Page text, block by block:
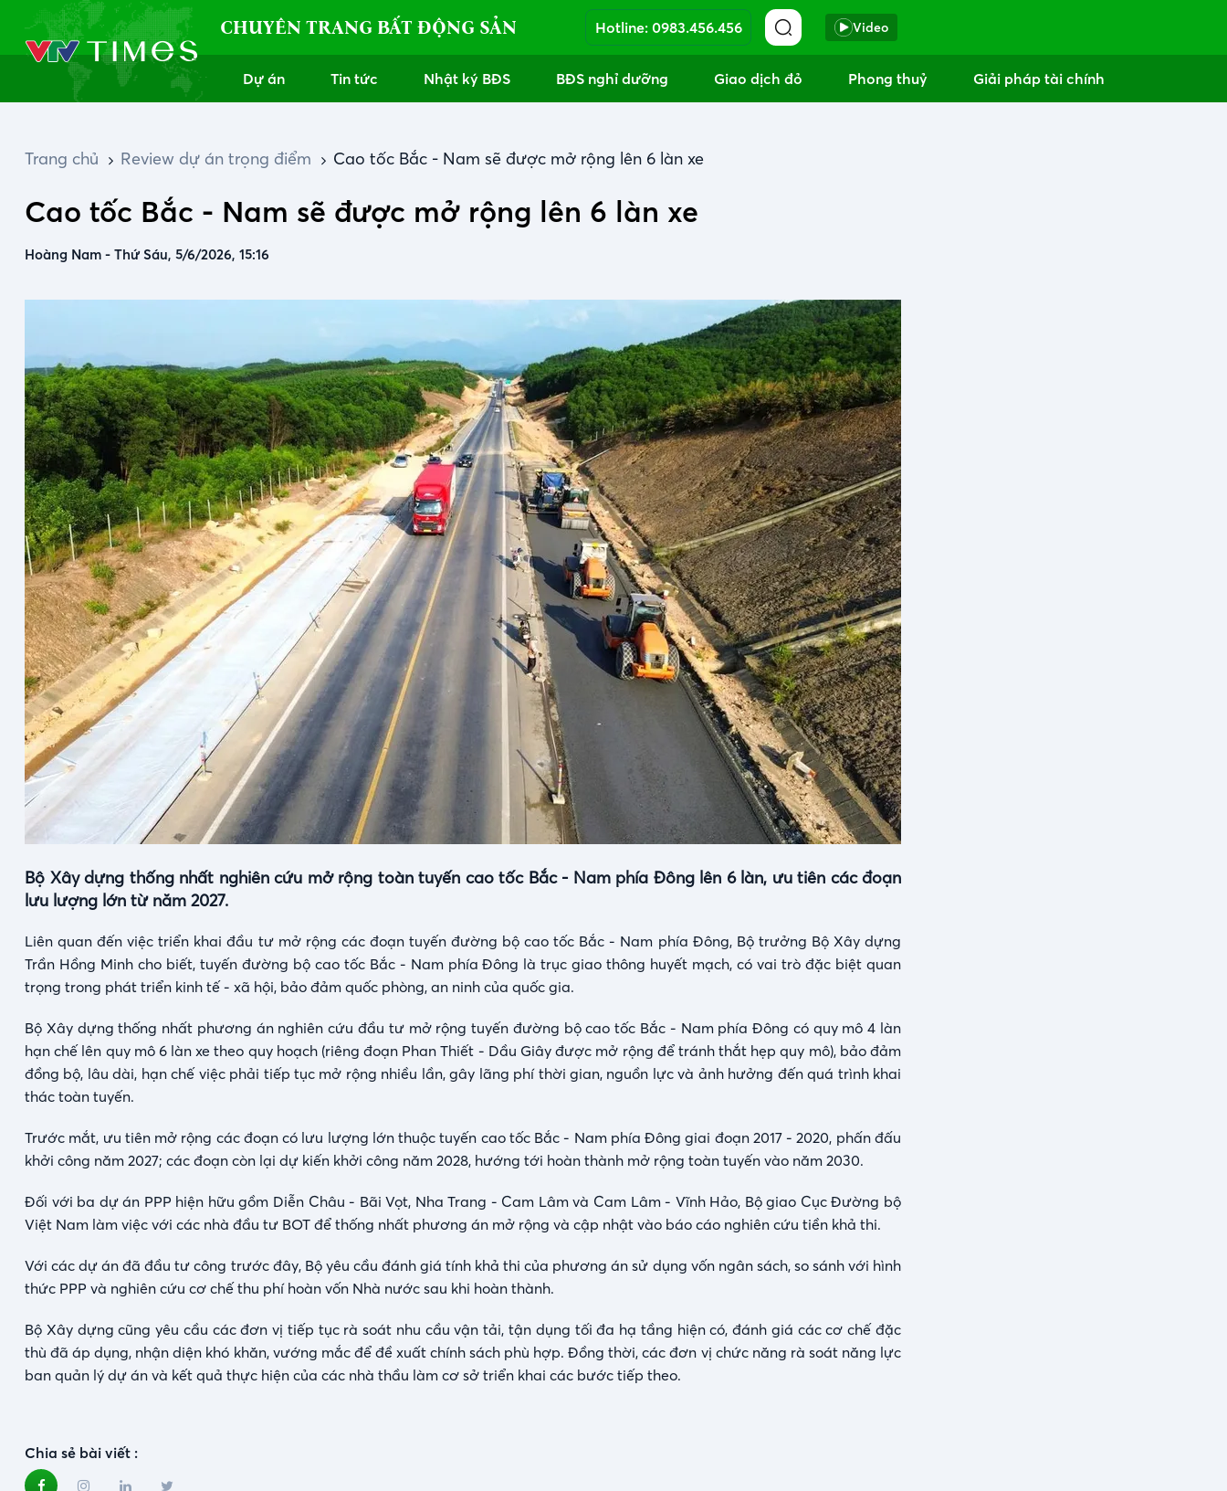
CHUYÊN TRANG BẤT ĐỘNG SẢN Hotline: 0983.456.456 Video
Dự án Tin tức Nhật ký BĐS BĐS nghỉ dưỡng Giao dịch đỏ Phong thuỷ Giải pháp tài chính
Trang chủ Review dự án trọng điểm Cao tốc Bắc - Nam sẽ được mở rộng lên 6 làn xe
Cao tốc Bắc - Nam sẽ được mở rộng lên 6 làn xe
Hoàng Nam - Thứ Sáu, 5/6/2026, 15:16
Bộ Xây dựng thống nhất nghiên cứu mở rộng toàn tuyến cao tốc Bắc - Nam phía Đông lên 6 làn, ưu tiên các đoạn
lưu lượng lớn từ năm 2027.
Liên quan đến việc triển khai đầu tư mở rộng các đoạn tuyến đường bộ cao tốc Bắc - Nam phía Đông, Bộ trưởng Bộ Xây dựng
Trần Hồng Minh cho biết, tuyến đường bộ cao tốc Bắc - Nam phía Đông là trục giao thông huyết mạch, có vai trò đặc biệt quan
trọng trong phát triển kinh tế - xã hội, bảo đảm quốc phòng, an ninh của quốc gia.
Bộ Xây dựng thống nhất phương án nghiên cứu đầu tư mở rộng tuyến đường bộ cao tốc Bắc - Nam phía Đông có quy mô 4 làn
hạn chế lên quy mô 6 làn xe theo quy hoạch (riêng đoạn Phan Thiết - Dầu Giây được mở rộng để tránh thắt hẹp quy mô), bảo đảm
đồng bộ, lâu dài, hạn chế việc phải tiếp tục mở rộng nhiều lần, gây lãng phí thời gian, nguồn lực và ảnh hưởng đến quá trình khai
thác toàn tuyến.
Trước mắt, ưu tiên mở rộng các đoạn có lưu lượng lớn thuộc tuyến cao tốc Bắc - Nam phía Đông giai đoạn 2017 - 2020, phấn đấu
khởi công năm 2027; các đoạn còn lại dự kiến khởi công năm 2028, hướng tới hoàn thành mở rộng toàn tuyến vào năm 2030.
Đối với ba dự án PPP hiện hữu gồm Diễn Châu - Bãi Vọt, Nha Trang - Cam Lâm và Cam Lâm - Vĩnh Hảo, Bộ giao Cục Đường bộ
Việt Nam làm việc với các nhà đầu tư BOT để thống nhất phương án mở rộng và cập nhật vào báo cáo nghiên cứu tiền khả thi.
Với các dự án đã đầu tư công trước đây, Bộ yêu cầu đánh giá tính khả thi của phương án sử dụng vốn ngân sách, so sánh với hình
thức PPP và nghiên cứu cơ chế thu phí hoàn vốn Nhà nước sau khi hoàn thành.
Bộ Xây dựng cũng yêu cầu các đơn vị tiếp tục rà soát nhu cầu vận tải, tận dụng tối đa hạ tầng hiện có, đánh giá các cơ chế đặc
thù đã áp dụng, nhận diện khó khăn, vướng mắc để đề xuất chính sách phù hợp. Đồng thời, các đơn vị chức năng rà soát năng lực
ban quản lý dự án và kết quả thực hiện của các nhà thầu làm cơ sở triển khai các bước tiếp theo.
Chia sẻ bài viết :